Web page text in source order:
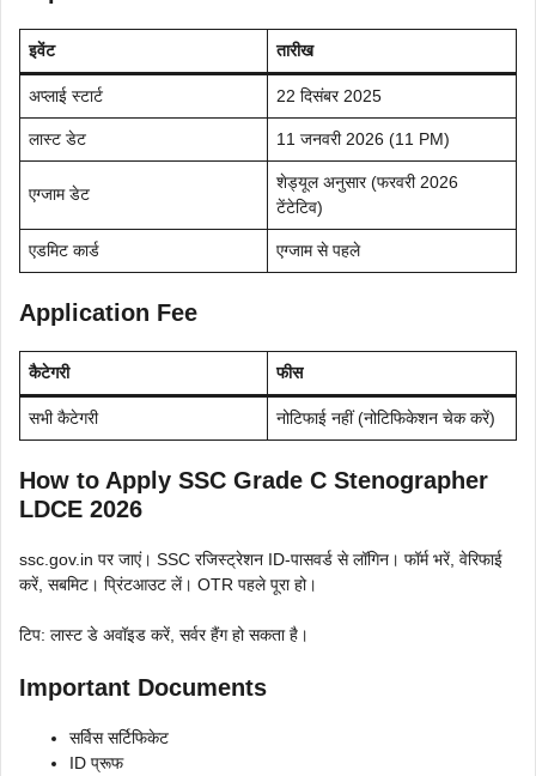
इवेंट तारीख
अप्लाई स्टार्ट 22 दिसंबर 2025
लास्ट डेट 11 जनवरी 2026 (11 PM)
एग्जाम डेट
शेड्यूल अनुसार (फरवरी 2026
टेंटेटिव)
एडमिट कार्ड एग्जाम से पहले
Application Fee
कैटेगरी फीस
सभी कैटेगरी नोटिफाई नहीं (नोटिफिकेशन चेक करें)
How to Apply SSC Grade C Stenographer
LDCE 2026
ssc.gov.in पर जाएं। SSC रजिस्ट्रेशन ID-पासवर्ड से लॉगिन। फॉर्म भरें, वेरिफाई
करें, सबमिट। प्रिंटआउट लें। OTR पहले पूरा हो।
टिप: लास्ट डे अवॉइड करें, सर्वर हैंग हो सकता है।
Important Documents
सर्विस सर्टिफिकेट
ID प्रूफ